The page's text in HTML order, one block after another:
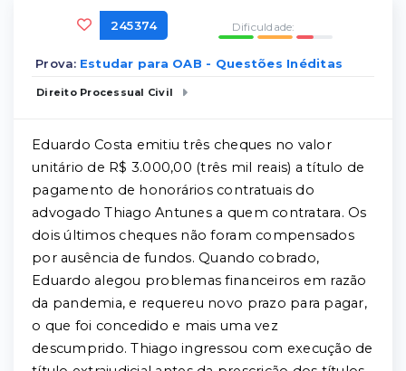
245374 Dificuldade:
Prova: Estudar para OAB - Questões Inéditas
Direito Processual Civil
Eduardo Costa emitiu três cheques no valor
unitário de R$ 3.000,00 (três mil reais) a título de
pagamento de honorários contratuais do
advogado Thiago Antunes a quem contratara. Os
dois últimos cheques não foram compensados
por ausência de fundos. Quando cobrado,
Eduardo alegou problemas financeiros em razão
da pandemia, e requereu novo prazo para pagar,
o que foi concedido e mais uma vez
descumprido. Thiago ingressou com execução de